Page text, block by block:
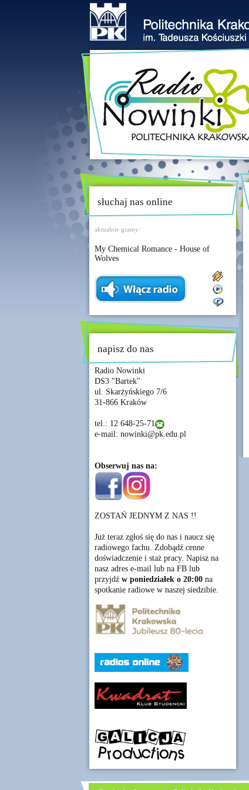
słuchaj nas online
aktualnie gramy:
My Chemical Romance - House of
Wolves
napisz do nas
Radio Nowinki
DS3 "Bartek"
ul. Skarżyńskiego 7/6
31-866 Kraków
tel.: 12 648-25-71
e-mail: nowinki@pk.edu.pl
Obserwuj nas na:
ZOSTAŃ JEDNYM Z NAS !!
Już teraz zgłoś się do nas i naucz się
radiowego fachu. Zdobądź cenne
doświadczenie i staż pracy. Napisz na
nasz adres e-mail lub na FB lub
przyjdź w poniedziałek o 20:00na
spotkanie radiowe w naszej siedzibie.